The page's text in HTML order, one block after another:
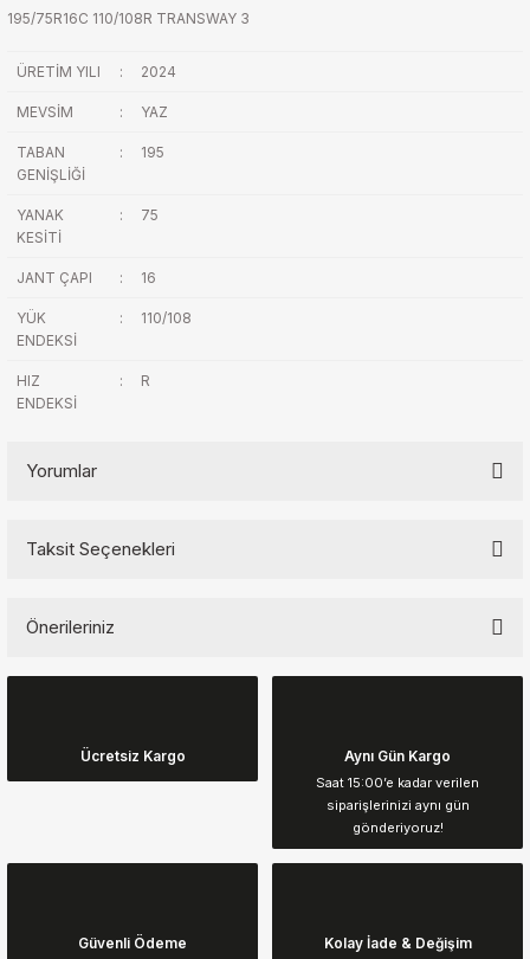
195/75R16C 110/108R TRANSWAY 3
ÜRETİM YILI : 2024
MEVSİM : YAZ
TABAN
GENİŞLİĞİ
: 195
YANAK
KESİTİ
: 75
JANT ÇAPI : 16
YÜK
ENDEKSİ
: 110/108
HIZ
ENDEKSİ
: R
Yorumlar
Taksit Seçenekleri
Önerileriniz
Görüş ve önerileriniz için teşekkür ederiz.
Ürün resmi kalitesiz, bozuk veya görüntülenemiyor.
Ürün açıklamasında eksik bilgiler bulunuyor.
Ücretsiz Kargo Aynı Gün Kargo
Saat 15:00’e kadar verilen
siparişlerinizi aynı gün
gönderiyoruz!
Güvenli Ödeme Kolay İade & Değişim